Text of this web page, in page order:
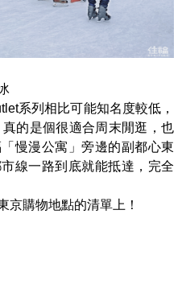
系列相比可能知名度較低，
的是個很適合周末閒逛，也
慢漫公寓」旁邊的副都心東
線一路到底就能抵達，完全
京購物地點的清單上！